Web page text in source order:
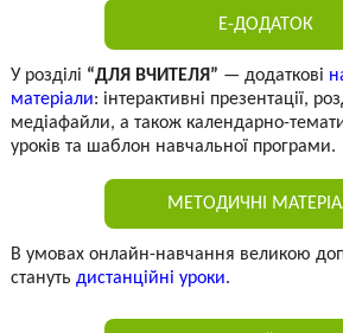
Е-ДОДАТОК
У розділі “ДЛЯ ВЧИТЕЛЯ” — додаткові
матеріали: інтерактивні презентації,
медіафайли, а також календарно-
уроків та шаблон навчальної програми.
МЕТОДИЧНІ
В умовах онлайн-навчання великою
стануть дистанційні уроки.